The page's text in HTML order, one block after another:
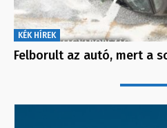
KÉK HÍREK
Felborult az autó, mert a